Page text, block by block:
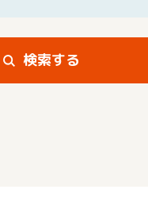
検索する